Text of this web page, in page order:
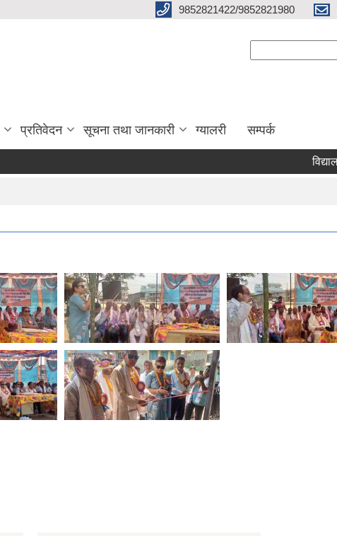
9852821422/9852821980
प्रतिवेदन सूचना तथा जानकारी ग्यालरी सम्पर्क